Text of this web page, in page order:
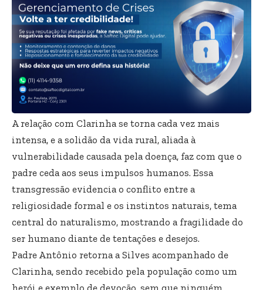
A relação com Clarinha se torna cada vez mais
intensa, e a solidão da vida rural, aliada à
vulnerabilidade causada pela doença, faz com que o
padre ceda aos seus impulsos humanos. Essa
transgressão evidencia o conflito entre a
religiosidade formal e os instintos naturais, tema
central do naturalismo, mostrando a fragilidade do
ser humano diante de tentações e desejos.
Padre Antônio retorna a Silves acompanhado de
Clarinha, sendo recebido pela população como um